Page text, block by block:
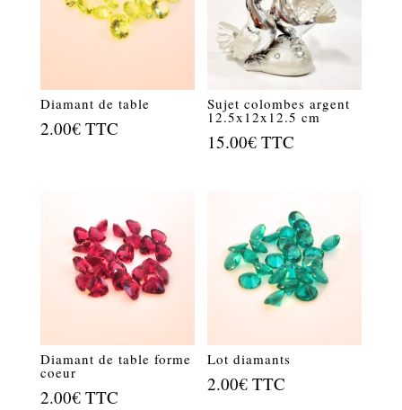
Diamant de table
2.00€ TTC
Sujet colombes argent
12.5x12x12.5 cm
15.00€ TTC
Diamant de table forme
coeur
2.00€ TTC
Lot diamants
2.00€ TTC